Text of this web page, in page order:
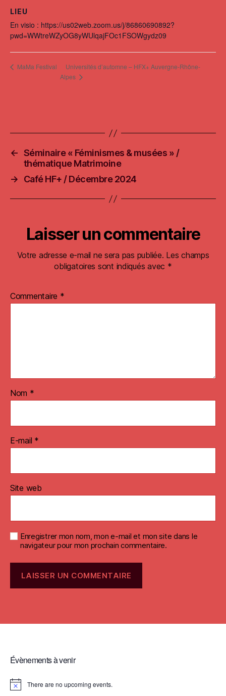
LIEU
En visio : https://us02web.zoom.us/j/86860690892?
pwd=WWtreWZyOG8yWUlqajFOc1FSOWgydz09
MaMa Festival
Universités d’automne – HFX+ Auvergne-Rhône-
Alpes
← Séminaire « Féminismes & musées » /
thématique Matrimoine
→
Café HF+ / Décembre 2024
Laisser un commentaire
Votre adresse e-mail ne sera pas publiée. Les champs
obligatoires sont indiqués avec *
Commentaire *
Nom *
E-mail *
Site web
Enregistrer mon nom, mon e-mail et mon site dans le
navigateur pour mon prochain commentaire.
Évènements à venir
There are no upcoming events.